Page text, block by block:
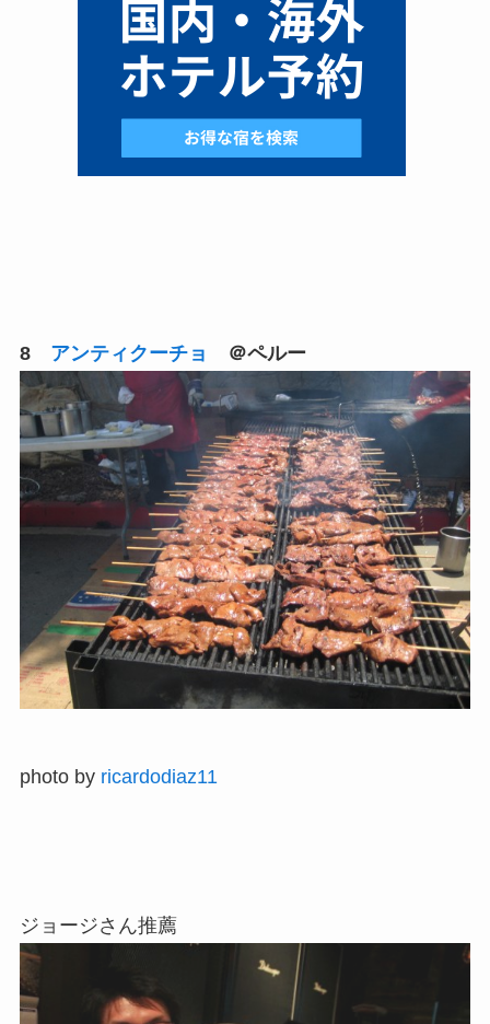
8 アンティクーチョ ＠ペルー
photo by ricardodiaz11
ジョージさん推薦